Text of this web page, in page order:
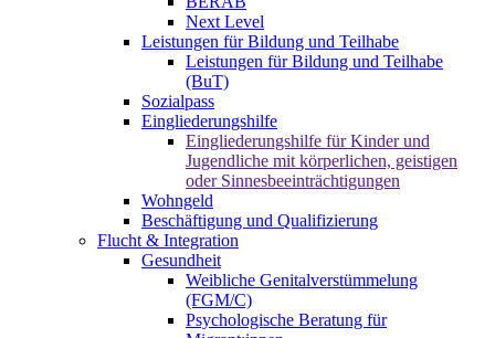
Next Level
Leistungen für Bildung und Teilhabe
Leistungen für Bildung und Teilhabe
(BuT)
Sozialpass
Eingliederungshilfe
Eingliederungshilfe für Kinder und
Jugendliche mit körperlichen, geistigen
oder Sinnesbeeinträchtigungen
Wohngeld
Beschäftigung und Qualifizierung
Flucht & Integration
Gesundheit
Weibliche Genitalverstümmelung
(FGM/C)
Psychologische Beratung für